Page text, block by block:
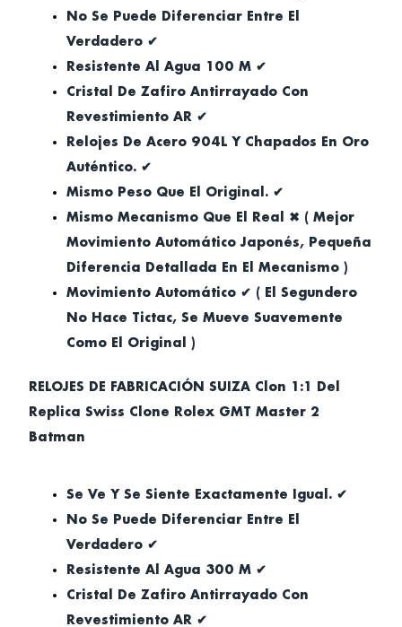
No Se Puede Diferenciar Entre El
Verdadero ✔
Resistente Al Agua 100 M ✔
Cristal De Zafiro Antirrayado Con
Revestimiento AR ✔
Relojes De Acero 904L Y Chapados En Oro
Auténtico. ✔
Mismo Peso Que El Original. ✔
Mismo Mecanismo Que El Real ✖ ( Mejor
Movimiento Automático Japonés, Pequeña
Diferencia Detallada En El Mecanismo )
Movimiento Automático ✔ ( El Segundero
No Hace Tictac, Se Mueve Suavemente
Como El Original )
RELOJES DE FABRICACIÓN SUIZA Clon 1:1 Del
Replica Swiss Clone Rolex GMT Master 2
Batman
Se Ve Y Se Siente Exactamente Igual. ✔
No Se Puede Diferenciar Entre El
Verdadero ✔
Resistente Al Agua 300 M ✔
Cristal De Zafiro Antirrayado Con
Revestimiento AR ✔